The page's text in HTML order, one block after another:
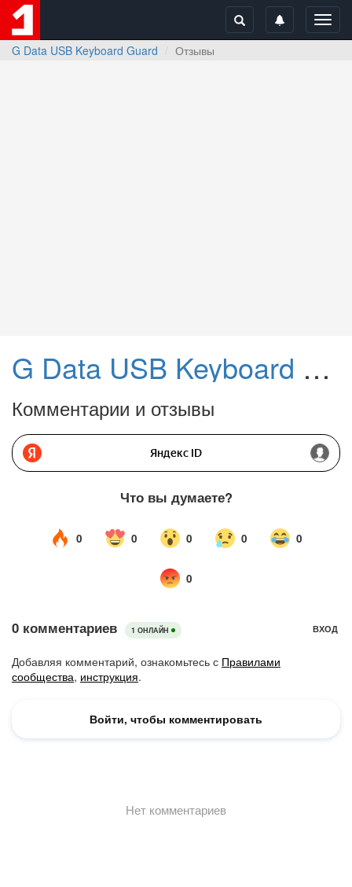
G Data USB Keyboard Guard
Отзывы
G Data USB Keyboard Guard
Комментарии и отзывы